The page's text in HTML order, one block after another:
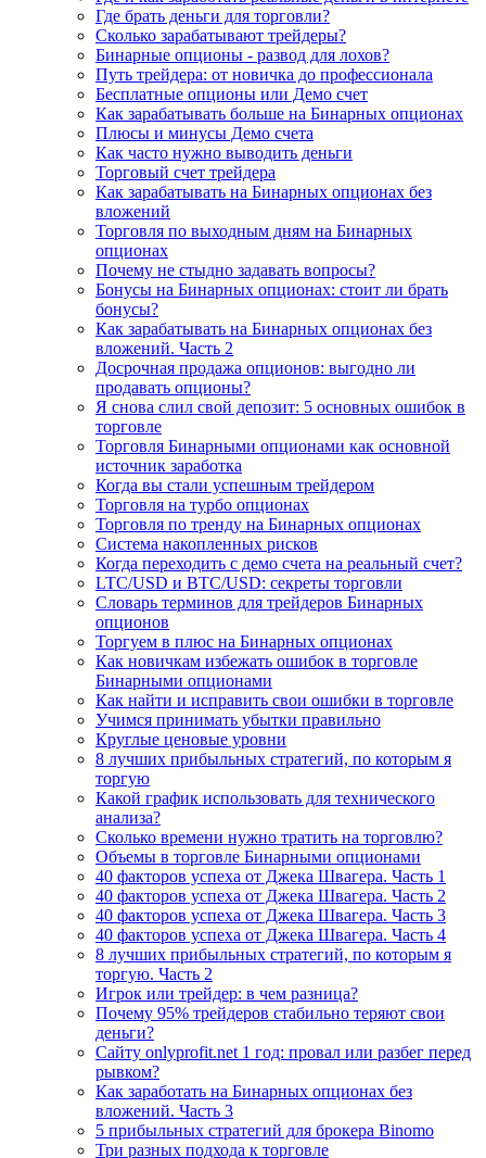
Где брать деньги для торговли?
Сколько зарабатывают трейдеры?
Бинарные опционы - развод для лохов?
Путь трейдера: от новичка до профессионала
Бесплатные опционы или Демо счет
Как зарабатывать больше на Бинарных опционах
Плюсы и минусы Демо счета
Как часто нужно выводить деньги
Торговый счет трейдера
Как зарабатывать на Бинарных опционах без
вложений
Торговля по выходным дням на Бинарных
опционах
Почему не стыдно задавать вопросы?
Бонусы на Бинарных опционах: стоит ли брать
бонусы?
Как зарабатывать на Бинарных опционах без
вложений. Часть 2
Досрочная продажа опционов: выгодно ли
продавать опционы?
Я снова слил свой депозит: 5 основных ошибок в
торговле
Торговля Бинарными опционами как основной
источник заработка
Когда вы стали успешным трейдером
Торговля на турбо опционах
Торговля по тренду на Бинарных опционах
Система накопленных рисков
Когда переходить с демо счета на реальный счет?
LTC/USD и BTC/USD: секреты торговли
Словарь терминов для трейдеров Бинарных
опционов
Торгуем в плюс на Бинарных опционах
Как новичкам избежать ошибок в торговле
Бинарными опционами
Как найти и исправить свои ошибки в торговле
Учимся принимать убытки правильно
Круглые ценовые уровни
8 лучших прибыльных стратегий, по которым я
торгую
Какой график использовать для технического
анализа?
Сколько времени нужно тратить на торговлю?
Объемы в торговле Бинарными опционами
40 факторов успеха от Джека Швагера. Часть 1
40 факторов успеха от Джека Швагера. Часть 2
40 факторов успеха от Джека Швагера. Часть 3
40 факторов успеха от Джека Швагера. Часть 4
8 лучших прибыльных стратегий, по которым я
торгую. Часть 2
Игрок или трейдер: в чем разница?
Почему 95% трейдеров стабильно теряют свои
деньги?
Сайту onlyprofit.net 1 год: провал или разбег перед
рывком?
Как заработать на Бинарных опционах без
вложений. Часть 3
5 прибыльных стратегий для брокера Binomo
Три разных подхода к торговле